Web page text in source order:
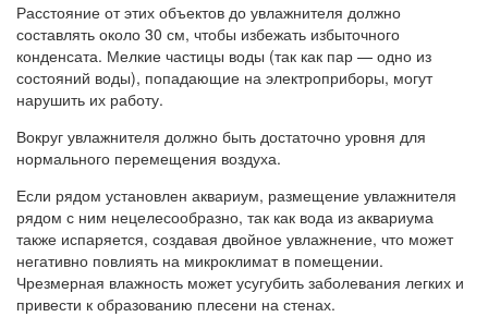
Расстояние от этих объектов до увлажнителя должно
составлять около 30 см, чтобы избежать избыточного
конденсата. Мелкие частицы воды (так как пар — одно из
состояний воды), попадающие на электроприборы, могут
нарушить их работу.
Вокруг увлажнителя должно быть достаточно уровня для
нормального перемещения воздуха.
Если рядом установлен аквариум, размещение увлажнителя
рядом с ним нецелесообразно, так как вода из аквариума
также испаряется, создавая двойное увлажнение, что может
негативно повлиять на микроклимат в помещении.
Чрезмерная влажность может усугубить заболевания легких и
привести к образованию плесени на стенах.